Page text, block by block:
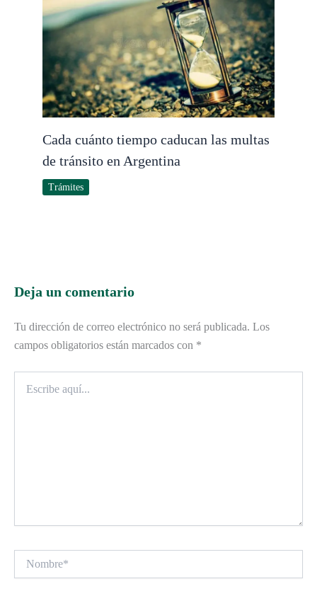
Cada cuánto tiempo caducan las multas
de tránsito en Argentina
Trámites
Deja un comentario
Tu dirección de correo electrónico no será publicada. Los
campos obligatorios están marcados con *
aquí...